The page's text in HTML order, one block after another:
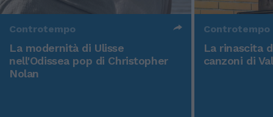
Controtempo
La modernità di Ulisse
nell'Odissea pop di Christopher
Nolan
Controtempo
La rinascita
canzoni di